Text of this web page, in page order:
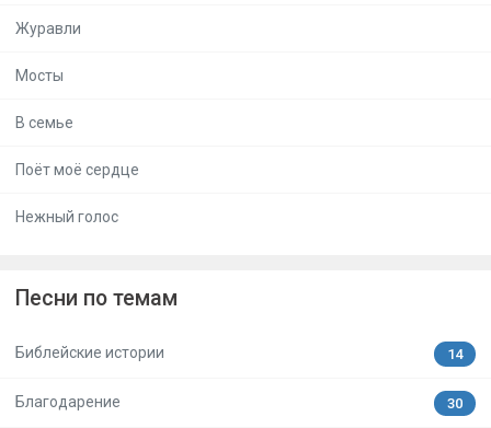
Журавли
Мосты
В семье
Поёт моё сердце
Нежный голос
Песни по темам
Библейские истории 14
Благодарение 30